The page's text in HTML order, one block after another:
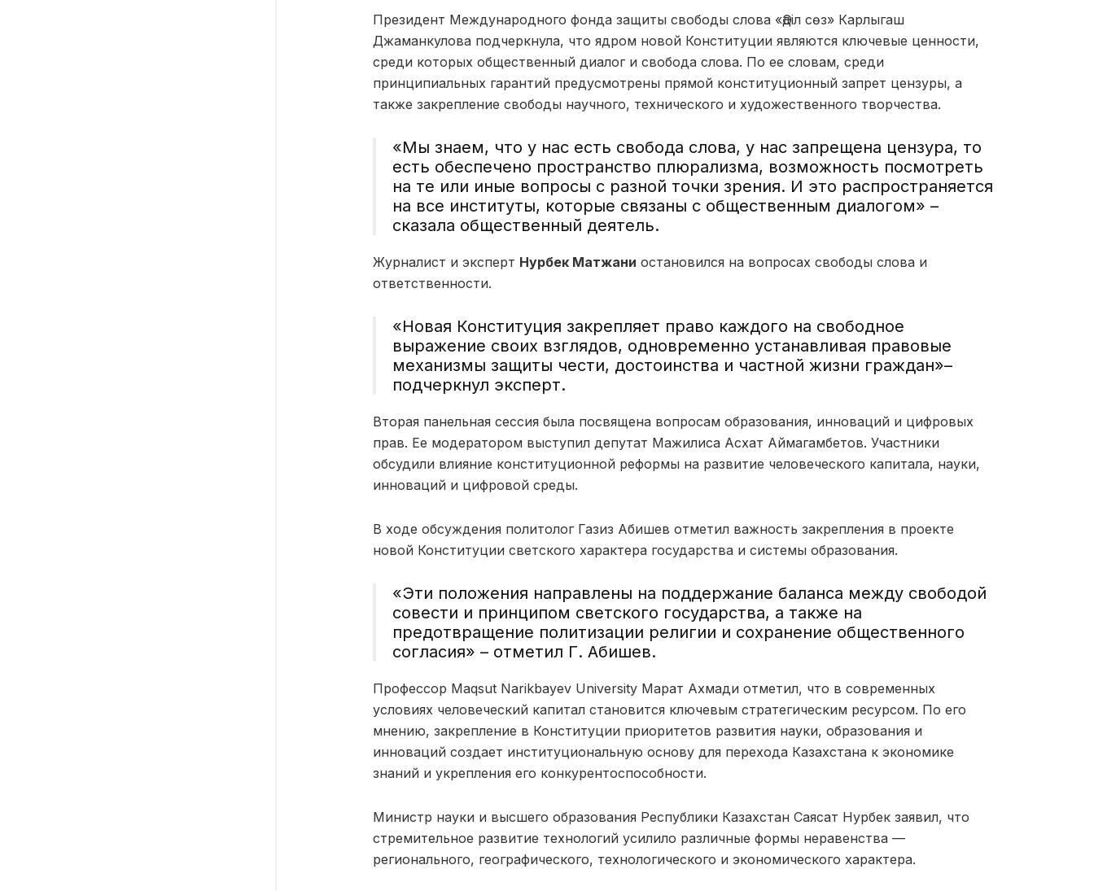
Президент Международного фонда защиты свободы слова «Әділ сөз» Карлыгаш
Джаманкулова подчеркнула, что ядром новой Конституции являются ключевые ценности,
среди которых общественный диалог и свобода слова. По ее словам, среди
принципиальных гарантий предусмотрены прямой конституционный запрет цензуры, а
также закрепление свободы научного, технического и художественного творчества.
«Мы знаем, что у нас есть свобода слова, у нас запрещена цензура, то
есть обеспечено пространство плюрализма, возможность посмотреть
на те или иные вопросы с разной точки зрения. И это распространяется
на все институты, которые связаны с общественным диалогом» –
сказала общественный деятель.
Журналист и эксперт Нурбек Матжани остановился на вопросах свободы слова и
ответственности.
«Новая Конституция закрепляет право каждого на свободное
выражение своих взглядов, одновременно устанавливая правовые
механизмы защиты чести, достоинства и частной жизни граждан»–
подчеркнул эксперт.
Вторая панельная сессия была посвящена вопросам образования, инноваций и цифровых
прав. Ее модератором выступил депутат Мажилиса Асхат Аймагамбетов. Участники
обсудили влияние конституционной реформы на развитие человеческого капитала, науки,
инноваций и цифровой среды.
В ходе обсуждения политолог Газиз Абишев отметил важность закрепления в проекте
новой Конституции светского характера государства и системы образования.
«Эти положения направлены на поддержание баланса между свободой
совести и принципом светского государства, а также на
предотвращение политизации религии и сохранение общественного
согласия» – отметил Г. Абишев.
Профессор Maqsut Narikbayev University Марат Ахмади отметил, что в современных
условиях человеческий капитал становится ключевым стратегическим ресурсом. По его
мнению, закрепление в Конституции приоритетов развития науки, образования и
инноваций создает институциональную основу для перехода Казахстана к экономике
знаний и укрепления его конкурентоспособности.
Министр науки и высшего образования Республики Казахстан Саясат Нурбек заявил, что
стремительное развитие технологий усилило различные формы неравенства —
регионального, географического, технологического и экономического характера.